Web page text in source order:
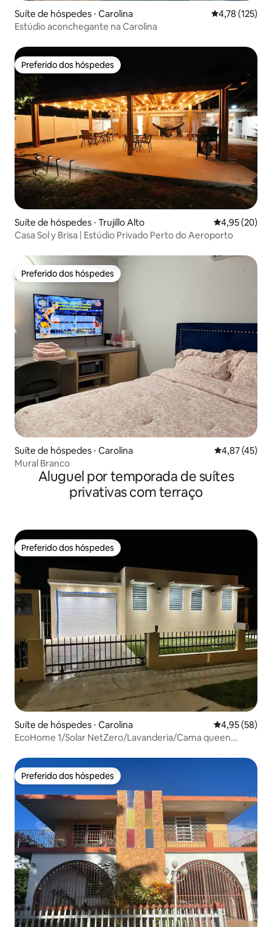
Suíte de hóspedes ⋅ Carolina 4,78 de uma
4,78 (125)
Estúdio aconchegante na Carolina
Preferido dos hóspedes
Preferido dos hóspedes
Suíte de hóspedes ⋅ Trujillo Alto 4,95 de uma
4,95 (20)
Casa Sol y Brisa | Estúdio Privado Perto do Aeroporto
Preferido dos hóspedes
Preferido dos hóspedes
Suíte de hóspedes ⋅ Carolina 4,87 de uma
4,87 (45)
Mural Branco
Aluguel por temporada de suítes
privativas com terraço
Preferido dos hóspedes
Preferido dos hóspedes
Suíte de hóspedes ⋅ Carolina 4,95 de uma
4,95 (58)
EcoHome 1/Solar NetZero/Lavanderia/Cama queen
Preferido dos hóspedes
Preferido dos hóspedes